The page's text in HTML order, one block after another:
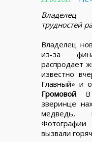
Владелец
трудностей
Владелец
из-за
распродает
известно
Главный» и
Громовой. В
зверинце
медведь,
Фотографии
вызвали